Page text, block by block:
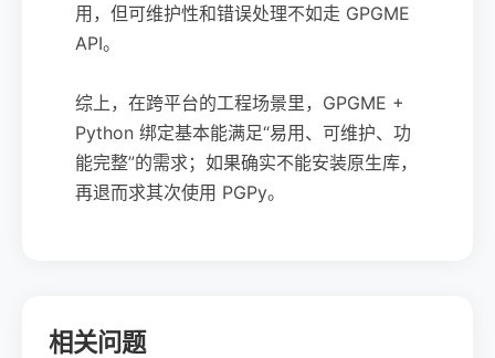
用，但可维护性和错误处理不如走 GPGME
API。
综上，在跨平台的工程场景里，GPGME +
Python 绑定基本能满足“易用、可维护、功
能完整”的需求；如果确实不能安装原生库，
再退而求其次使用 PGPy。
相关问题